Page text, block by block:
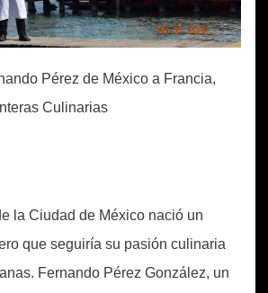
Pérez de México a Francia,
Culinarias
la Ciudad de México nació un
que seguiría su pasión culinaria
Fernando Pérez González, un